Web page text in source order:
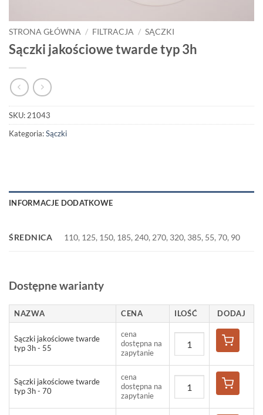
STRONA GŁÓWNA / FILTRACJA / SĄCZKI
Sączki jakościowe twarde typ 3h
SKU:21043
Kategoria:Sączki
INFORMACJE DODATKOWE
ŚREDNICA 110, 125, 150, 185, 240, 270, 320, 385, 55, 70, 90
Dostępne warianty
NAZWA CENA ILOŚĆ DODAJ
Sączki jakościowe twarde
typ 3h - 55
cena
dostępna na
zapytanie
Sączki jakościowe twarde
typ 3h - 70
cena
dostępna na
zapytanie